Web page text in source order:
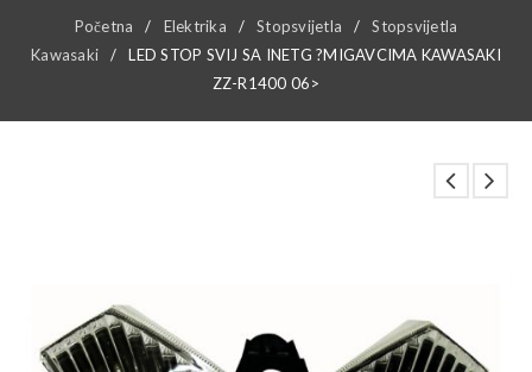
Početna / Elektrika / Stopsvijetla /
Stopsvijetla
Kawasaki
/
LED STOP SVIJ SA INETG ?MIGAVCIMA KAWASAKI
ZZ-R1400 06>